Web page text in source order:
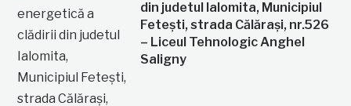
din judetul Ialomita, Municipiul
Fetești, strada Călărași, nr.526
– Liceul Tehnologic Anghel
Saligny